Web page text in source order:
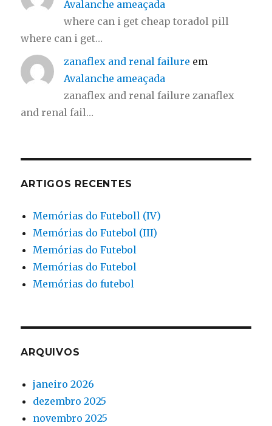
Avalanche ameaçada
where can i get cheap toradol pill
where can i get…
zanaflex and renal failure em
Avalanche ameaçada
zanaflex and renal failure zanaflex
and renal fail…
ARTIGOS RECENTES
Memórias do Futeboll (IV)
Memórias do Futebol (III)
Memórias do Futebol
Memórias do Futebol
Memórias do futebol
ARQUIVOS
janeiro 2026
dezembro 2025
novembro 2025